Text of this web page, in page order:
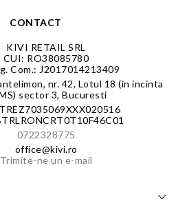
CONTACT
KIVI RETAIL SRL
CUI: RO38085780
Com.: J2017014213409
nr. 42, Lotul 18 (in incinta
sector 3, Bucuresti
0722328775
office@kivi.ro
Trimite-ne un e-mail